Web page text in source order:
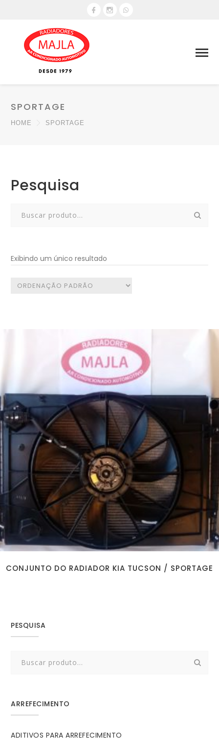
SPORTAGE
HOME SPORTAGE
Pesquisa
Exibindo um único resultado
CONJUNTO DO RADIADOR KIA TUCSON / SPORTAGE
PESQUISA
ARREFECIMENTO
ADITIVOS PARA ARREFECIMENTO